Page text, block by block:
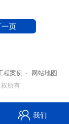
一页
程案例 ·
网站地图
所有
我们